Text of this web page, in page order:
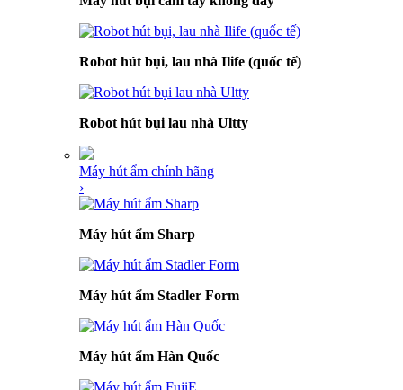
Robot hút bụi, lau nhà Ilife (quốc tế)
Robot hút bụi lau nhà Ultty
Máy hút ẩm chính hãng
›
Máy hút ẩm Sharp
Máy hút ẩm Stadler Form
Máy hút ẩm Hàn Quốc